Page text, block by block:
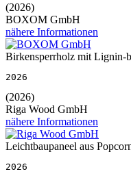
(2026)
BOXOM GmbH
nähere Informationen
Birkensperrholz mit Lignin-
2026
(2026)
Riga Wood GmbH
nähere Informationen
Leichtbaupaneel aus
2026